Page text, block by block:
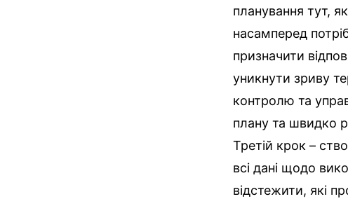
планування тут,
насамперед
призначити
уникнути зриву
контролю та
плану та швидко
Третій крок –
всі дані щодо
відстежити, які